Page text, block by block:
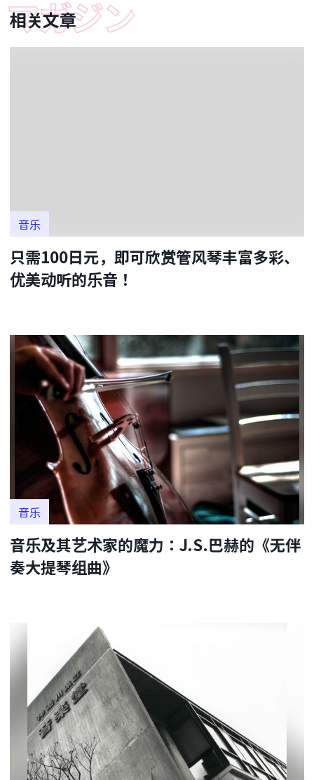
相关文章
音乐
只需100日元，即可欣赏管风琴丰富多彩、
优美动听的乐音！
音乐
音乐及其艺术家的魔力：J.S.巴赫的《无伴
奏大提琴组曲》